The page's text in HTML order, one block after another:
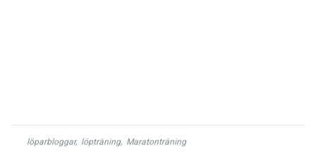
löparbloggar, löpträning, Maratonträning